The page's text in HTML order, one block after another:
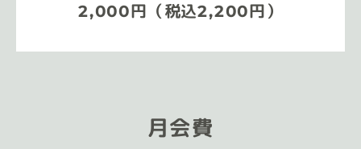
2,000円（税込2,200円）
月会費